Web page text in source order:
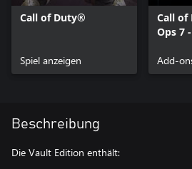
Call of Duty®
Spiel anzeigen
Call of
Ops 7
Add-
Beschreibung
Die Vault Edition enthält: